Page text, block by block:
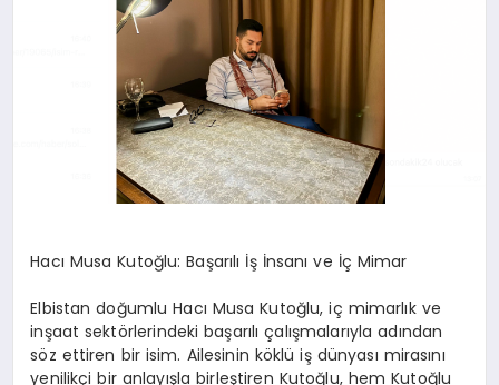
Hacı Musa Kutoğlu: Başarılı İş İnsanı ve İç Mimar
Elbistan doğumlu Hacı Musa Kutoğlu, iç mimarlık ve
inşaat sektörlerindeki başarılı çalışmalarıyla adından
söz ettiren bir isim. Ailesinin köklü iş dünyası mirasını
yenilikçi bir anlayışla birleştiren Kutoğlu, hem Kutoğlu